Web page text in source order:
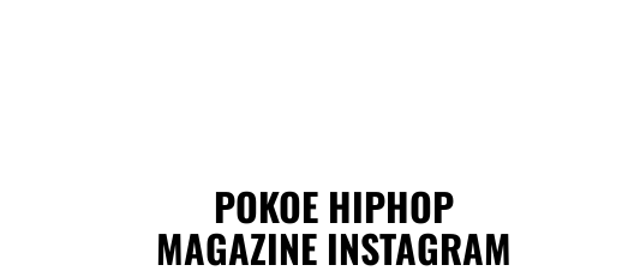
POKOE HIPHOP
MAGAZINE INSTAGRAM